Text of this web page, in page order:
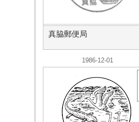
真脇郵便局
1986-12-01